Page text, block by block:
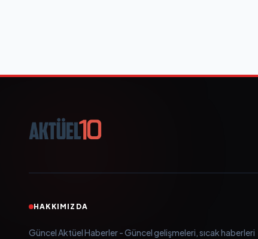
HAKKIMIZDA
Güncel Aktüel Haberler - Güncel gelişmeleri, sıcak haberleri